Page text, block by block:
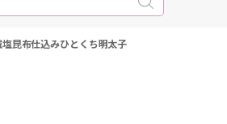
塩昆布仕込みひとくち明太子